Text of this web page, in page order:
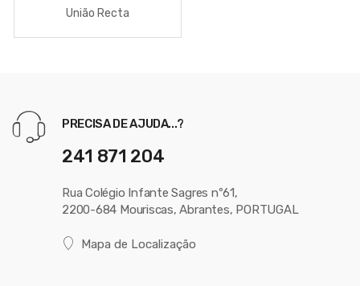
União Recta
PRECISA DE AJUDA...?
241 871 204
Rua Colégio Infante Sagres nº61,
2200-684 Mouriscas, Abrantes, PORTUGAL
Mapa de Localização